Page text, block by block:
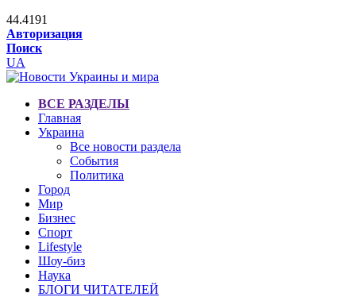
44.4191
Авторизация
Поиск
UA
ВСЕ РАЗДЕЛЫ
Главная
Украина
Все новости раздела
События
Политика
Город
Мир
Бизнес
Спорт
Lifestyle
Шоу-биз
Наука
БЛОГИ ЧИТАТЕЛЕЙ